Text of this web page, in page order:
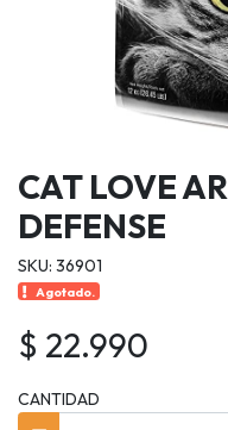
CAT LOVE
DEFENSE
SKU: 36901
Agotado.
$ 22.990
CANTIDAD